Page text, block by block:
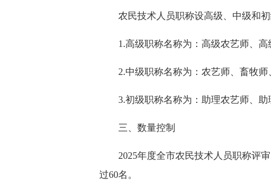
农民技术人员职称设高级、中级和初
1.高级职称名称为：高级农艺师、高
2.中级职称名称为：农艺师、畜牧师
3.初级职称名称为：助理农艺师、助
三、数量控制
2025年度全市农民技术人员职称评
过60名。